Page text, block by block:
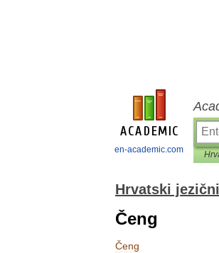
en-academic.com
Hrvatski
Čeng
Čeng